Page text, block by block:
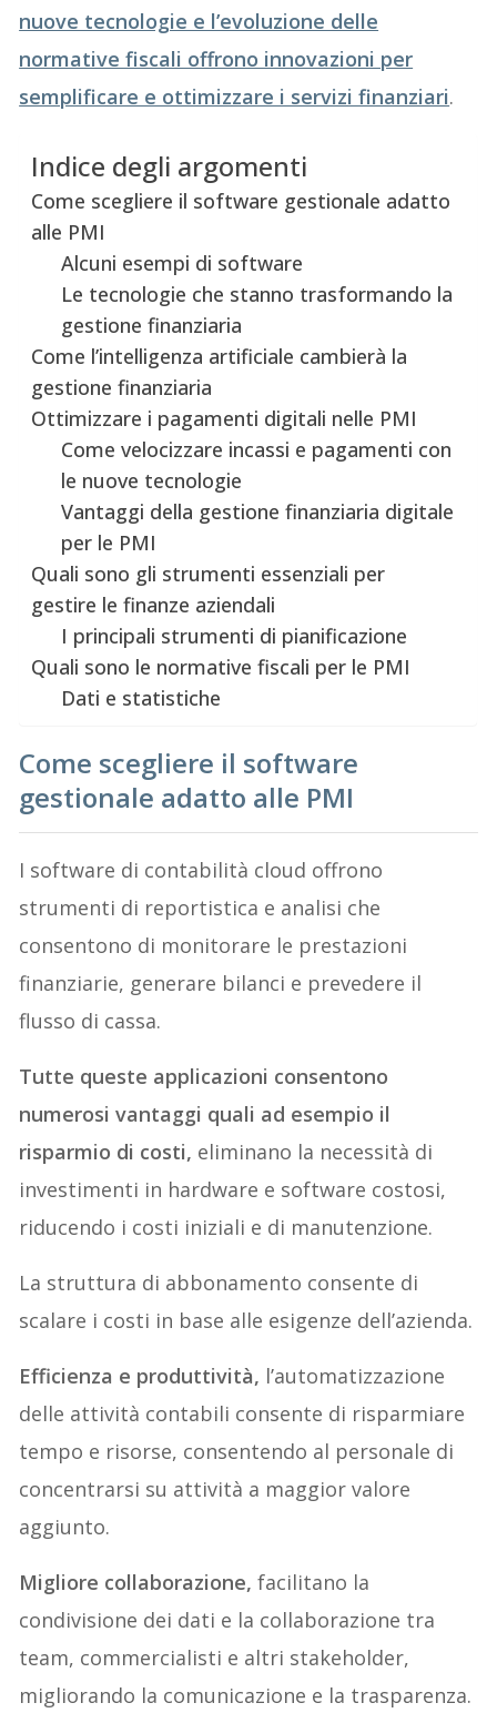
nuove tecnologie e l’evoluzione delle
normative fiscali offrono innovazioni per
semplificare e ottimizzare i servizi finanziari.
Indice degli argomenti
Come scegliere il software gestionale adatto
alle PMI
Alcuni esempi di software
Le tecnologie che stanno trasformando la
gestione finanziaria
Come l’intelligenza artificiale cambierà la
gestione finanziaria
Ottimizzare i pagamenti digitali nelle PMI
Come velocizzare incassi e pagamenti con
le nuove tecnologie
Vantaggi della gestione finanziaria digitale
per le PMI
Quali sono gli strumenti essenziali per
gestire le finanze aziendali
I principali strumenti di pianificazione
Quali sono le normative fiscali per le PMI
Dati e statistiche
Come scegliere il software
gestionale adatto alle PMI
I software di contabilità cloud offrono
strumenti di reportistica e analisi che
consentono di monitorare le prestazioni
finanziarie, generare bilanci e prevedere il
flusso di cassa.
Tutte queste applicazioni consentono
numerosi vantaggi quali ad esempio il
risparmio di costi, eliminano la necessità di
investimenti in hardware e software costosi,
riducendo i costi iniziali e di manutenzione.
La struttura di abbonamento consente di
scalare i costi in base alle esigenze dell’azienda.
Efficienza e produttività, l’automatizzazione
delle attività contabili consente di risparmiare
tempo e risorse, consentendo al personale di
concentrarsi su attività a maggior valore
aggiunto.
Migliore collaborazione,facilitano la
condivisione dei dati e la collaborazione tra
team, commercialisti e altri stakeholder,
migliorando la comunicazione e la trasparenza.